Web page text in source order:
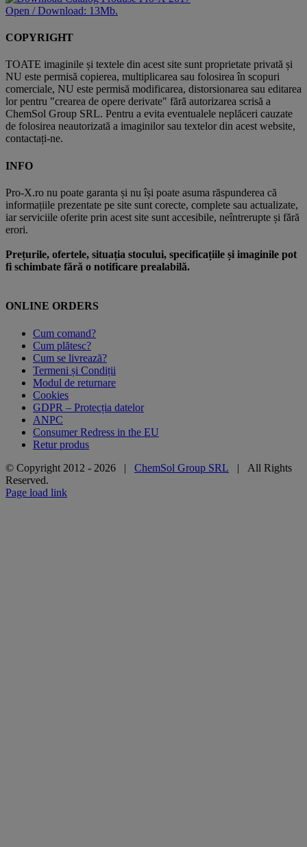
Open / Download: 13Mb.
COPYRIGHT
TOATE imaginile și textele din acest site sunt proprietate privată și
NU este permisă copierea, multiplicarea sau folosirea în scopuri
comerciale, NU este permisă modificarea, distorsionarea sau editarea
lor pentru "crearea de opere derivate" fără autorizarea scrisă a
ChemSol Group SRL. Pentru a evita eventualele neplăceri cauzate
de folosirea neautorizată a imaginilor sau textelor din acest website,
contactați-ne.
INFO
Pro-X.ro nu poate garanta și nu își poate asuma răspunderea că
informațiile prezentate pe site sunt corecte, complete sau actualizate,
iar serviciile oferite prin acest site sunt accesibile, neîntrerupte și fără
erori.
Prețurile, ofertele, situația stocului, specificațiile și imaginile pot
fi schimbate fără o notificare prealabilă.
ONLINE ORDERS
Cum comand?
Cum plătesc?
Cum se livrează?
Termeni și Condiții
Modul de returnare
Cookies
GDPR – Protecția datelor
ANPC
Consumer Redress in the EU
Retur produs
© Copyright 2012 - 2026 | ChemSol Group SRL | All Rights
Reserved.
Page load link